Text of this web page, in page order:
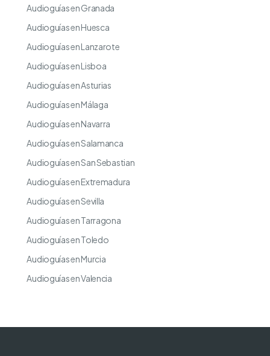
Audioguías en Granada
Audioguías en Huesca
Audioguías en Lanzarote
Audioguías en Lisboa
Audioguías en Asturias
Audioguías en Málaga
Audioguías en Navarra
Audioguías en Salamanca
Audioguías en San Sebastian
Audioguías en Extremadura
Audioguías en Sevilla
Audioguías en Tarragona
Audioguías en Toledo
Audioguías en Murcia
Audioguías en Valencia